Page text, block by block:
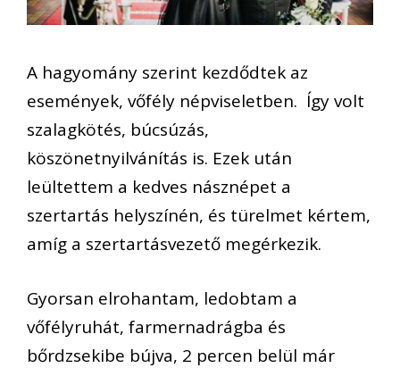
A hagyomány szerint kezdődtek az
események, vőfély népviseletben. Így volt
szalagkötés, búcsúzás,
köszönetnyilvánítás is. Ezek után
leültettem a kedves násznépet a
szertartás helyszínén, és türelmet kértem,
amíg a szertartásvezető megérkezik.
Gyorsan elrohantam, ledobtam a
vőfélyruhát, farmernadrágba és
bőrdzsekibe bújva, 2 percen belül már